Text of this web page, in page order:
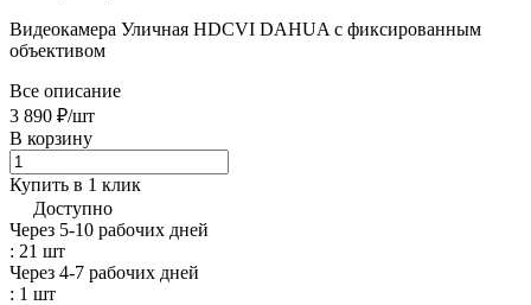
Видеокамера Уличная HDCVI DAHUA с фиксированным
объективом
Все описание
3 890 ₽/шт
В корзину
Купить в 1 клик
Доступно
Через 5-10 рабочих дней
: 21 шт
Через 4-7 рабочих дней
: 1 шт